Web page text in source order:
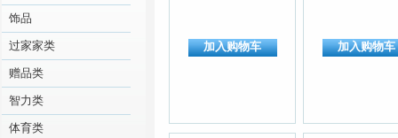
饰品
过家家类
赠品类
智力类
体育类
加入购物车 加入购物车